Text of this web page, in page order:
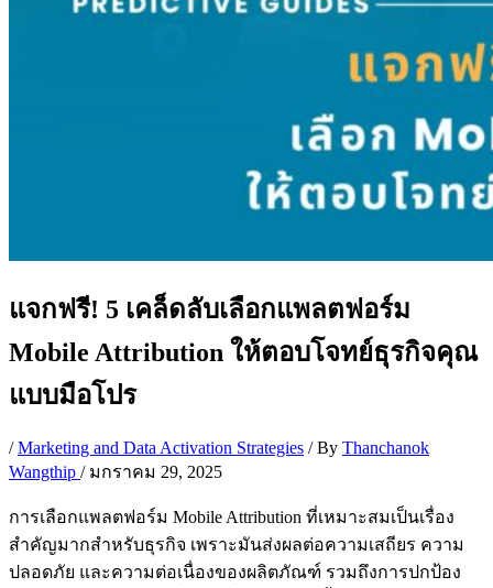
แจกฟรี! 5 เคล็ดลับเลือกแพลตฟอร์ม
Mobile Attribution ให้ตอบโจทย์ธุรกิจคุณ
แบบมือโปร
/Marketing and Data Activation Strategies / By Thanchanok
Wangthip / มกราคม 29, 2025
การเลือกแพลตฟอร์ม Mobile Attribution ที่เหมาะสมเป็นเรื่อง
สำคัญมากสำหรับธุรกิจ เพราะมันส่งผลต่อความเสถียร ความ
ปลอดภัย และความต่อเนื่องของผลิตภัณฑ์ รวมถึงการปกป้อง